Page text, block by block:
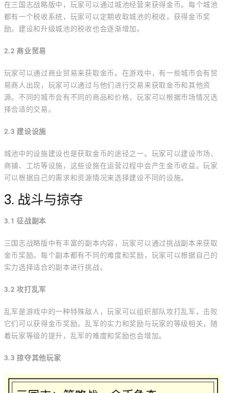
在三国志战略版中，玩家可以通过城池经营来获得金币。每个城池
都有一个税收系统，玩家可以定期收取城池的税收，获得金币奖
励。建设和升级城池的税收也会逐渐增加。
2.2 商业贸易
玩家可以通过商业贸易来获取金币。在游戏中，有一些城市会有贸
易商人出现，玩家可以通过与他们进行交易来获取金币和其他资
源。不同的城市会有不同的商品和价格，玩家可以根据市场情况选
择合适的交易。
2.3 建设设施
城池中的设施建设也是获取金币的途径之一。玩家可以建设市场、
商铺、工坊等设施，这些设施在运营过程中会产生金币收益。玩家
可以根据自己的需求和资源情况来选择建设不同的设施。
3. 战斗与掠夺
3.1 征战副本
三国志战略版中有丰富的副本内容，玩家可以通过挑战副本来获取
金币奖励。每个副本都有不同的难度和奖励，玩家可以根据自己的
实力选择适合的副本进行挑战。
3.2 攻打乱军
乱军是游戏中的一种特殊敌人，玩家可以组织部队攻打乱军，击败
它们可以获得金币奖励。乱军的实力和奖励与玩家的等级相关，随
着玩家等级的提升，乱军的难度和奖励也会增加。
3.3 掠夺其他玩家